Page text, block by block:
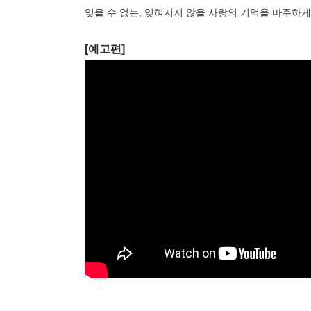
잊을 수 없는, 잊혀지지 않을 사랑의 기억을 마주하
[예고편]